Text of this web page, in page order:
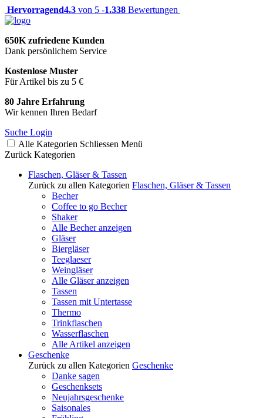
Hervorragend4.3 von 5 -1.338 Bewertungen
650K zufriedene Kunden
Dank persönlichem Service
Kostenlose Muster
Für Artikel bis zu 5 €
80 Jahre Erfahrung
Wir kennen Ihren Bedarf
Suche Login
Alle Kategorien Schliessen Menü
Zurück Kategorien
Flaschen, Gläser & Tassen
Zurück zu allen Kategorien Flaschen, Gläser & Tassen
Becher
Coffee to go Becher
Shaker
Alle Becher anzeigen
Gläser
Biergläser
Teeglaeser
Weingläser
Alle Gläser anzeigen
Tassen
Tassen mit Untertasse
Thermo
Trinkflaschen
Wasserflaschen
Alle Artikel anzeigen
Geschenke
Zurück zu allen Kategorien Geschenke
Danke sagen
Geschenksets
Neujahrsgeschenke
Saisonales